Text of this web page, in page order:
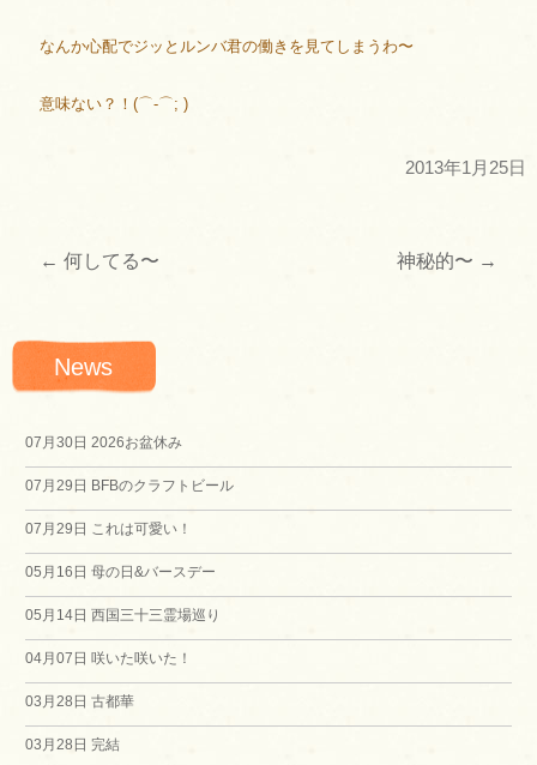
なんか心配でジッとルンバ君の働きを見てしまうわ〜
意味ない？！(⌒-⌒; )
2013年1月25日
投
ナ
ビ
ー
シ
ン
← 何してる〜 神秘的〜 →
News
07月30日 2026お盆休み
07月29日 BFBのクラフトビール
07月29日 これは可愛い！
05月16日 母の日&バースデー
05月14日 西国三十三霊場巡り
04月07日 咲いた咲いた！
03月28日 古都華
03月28日 完結